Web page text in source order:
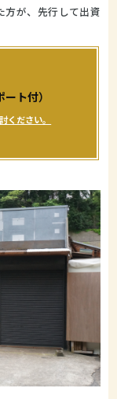
方が、先行して出資
ト付）
ください。